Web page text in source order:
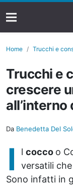
Home Trucchi e
Trucchi e
crescere
Da Benedetta Del
I l cocco o
versatili
Sono infatti in